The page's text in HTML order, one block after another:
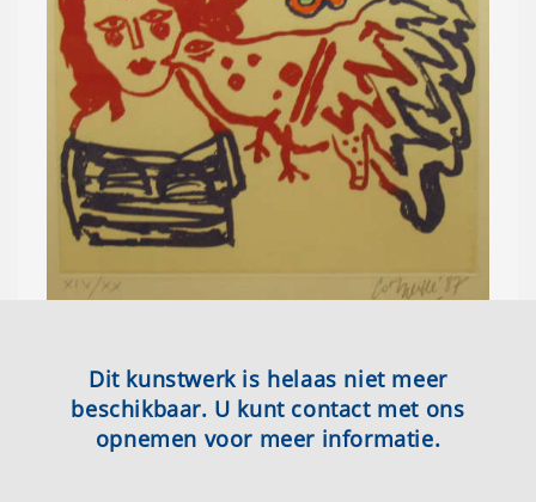
Dit kunstwerk is helaas niet meer
beschikbaar. U kunt contact met ons
opnemen voor meer informatie.